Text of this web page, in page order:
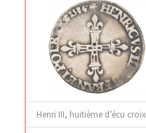
Henri III, huitième d’écu